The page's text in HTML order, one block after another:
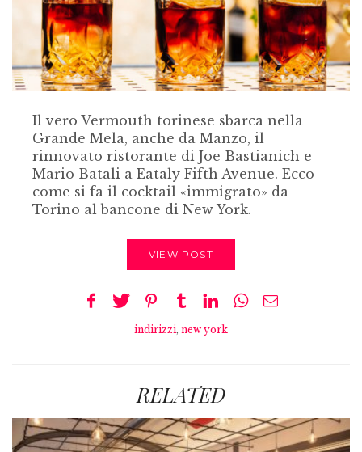
Il vero Vermouth torinese sbarca nella
Grande Mela, anche da Manzo, il
rinnovato ristorante di Joe Bastianich e
Mario Batali a Eataly Fifth Avenue. Ecco
come si fa il cocktail «immigrato» da
Torino al bancone di New York.
VIEW POST
indirizzi, new york
RELATED